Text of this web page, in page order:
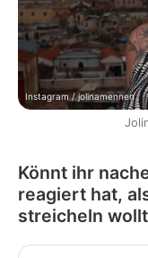
Instagram / jolinamennen
Könnt ihr
reagiert hat,
streicheln